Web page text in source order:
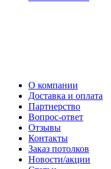
О компании
Доставка и оплата
Партнерство
Вопрос-ответ
Отзывы
Контакты
Заказ потолков
Новости/акции